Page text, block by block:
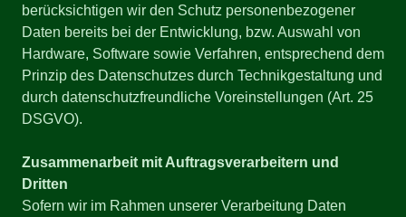
berücksichtigen wir den Schutz personenbezogener
Daten bereits bei der Entwicklung, bzw. Auswahl von
Hardware, Software sowie Verfahren, entsprechend dem
Prinzip des Datenschutzes durch Technikgestaltung und
durch datenschutzfreundliche Voreinstellungen (Art. 25
DSGVO).
Zusammenarbeit mit Auftragsverarbeitern und
Dritten
Sofern wir im Rahmen unserer Verarbeitung Daten